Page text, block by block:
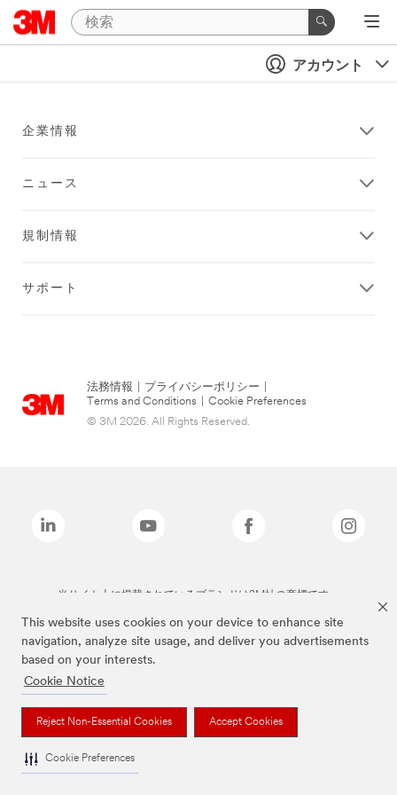
This website uses cookies on your device to enhance site
navigation, analyze site usage, and deliver you advertisements
based on your interests.
Cookie Notice
Reject Non-Essential Cookies Accept Cookies
Cookie Preferences
アカウント
企業情報
ニュース
規制情報
サポート
法務情報 プライバシーポリシー
Terms and Conditions
Cookie Preferences
© 3M 2026. All Rights Reserved.
当サイト上に掲載されているブランドは3M社の商標です。